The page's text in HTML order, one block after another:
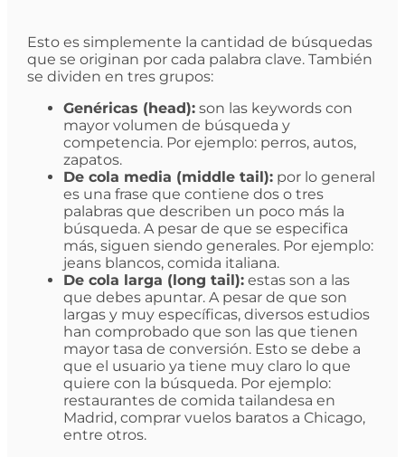
Esto es simplemente la cantidad de búsquedas
que se originan por cada palabra clave. También
se dividen en tres grupos:
Genéricas (head):son las keywords con
mayor volumen de búsqueda y
competencia. Por ejemplo: perros, autos,
zapatos.
De cola media (middle tail):por lo general
es una frase que contiene dos o tres
palabras que describen un poco más la
búsqueda. A pesar de que se especifica
más, siguen siendo generales. Por ejemplo:
jeans blancos, comida italiana.
De cola larga (long tail):estas son a las
que debes apuntar. A pesar de que son
largas y muy específicas, diversos estudios
han comprobado que son las que tienen
mayor tasa de conversión. Esto se debe a
que el usuario ya tiene muy claro lo que
quiere con la búsqueda. Por ejemplo:
restaurantes de comida tailandesa en
Madrid, comprar vuelos baratos a Chicago,
entre otros.